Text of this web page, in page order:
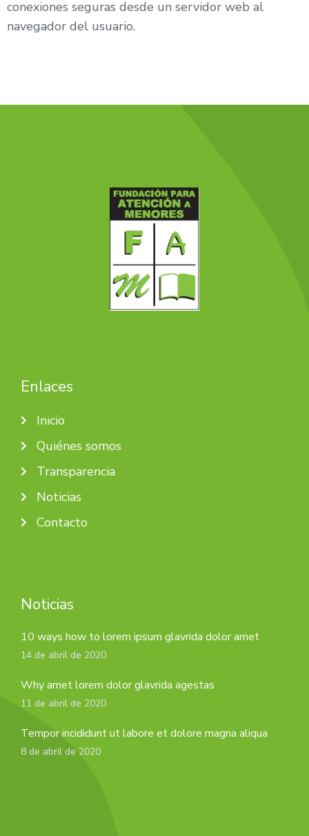
conexiones seguras desde un servidor web al
navegador del usuario.
Enlaces
Inicio
Quiénes somos
Transparencia
Noticias
Contacto
Noticias
10 ways how to lorem ipsum glavrida dolor amet
14 de abril de 2020
Why amet lorem dolor glavrida agestas
11 de abril de 2020
Tempor incididunt ut labore et dolore magna aliqua
8 de abril de 2020